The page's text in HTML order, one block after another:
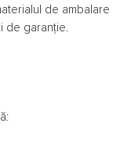
de ambalare
de garanție.